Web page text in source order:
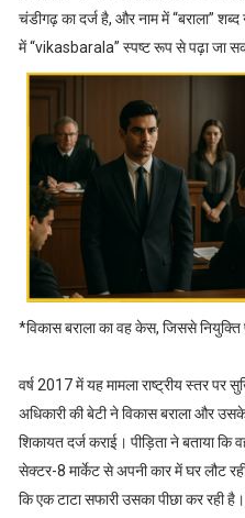
चंडीगढ़ का दर्ज है, और नाम में “बराला”
में “vikasbarala” स्पष्ट रूप से पढ़ा जा
*विकास बराला का वह केस, जिससे
वर्ष 2017 में यह मामला राष्ट्रीय स्तर पर
अधिकारी की बेटी ने विकास बराला और
शिकायत दर्ज कराई। पीड़िता ने बताया
सेक्टर-8 मार्केट से अपनी कार में घर लौट
कि एक टाटा सफारी उसका पीछा कर रही है।